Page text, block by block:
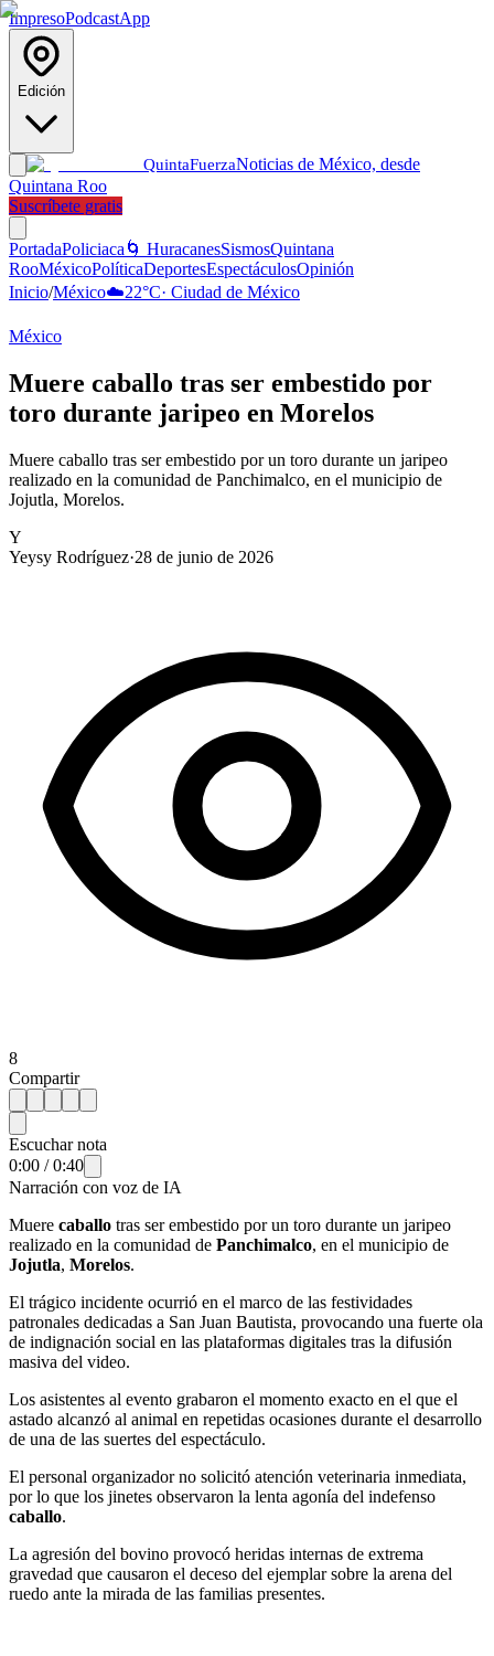
ImpresoPodcastApp
Edición
QuintaFuerzaNoticias de México, desde
Quintana Roo
Suscríbete gratis
PortadaPoliciaca 🌀 HuracanesSismosQuintana
RooMéxicoPolíticaDeportesEspectáculosOpinión
Inicio/México☁️22°C· Ciudad de México
México
Muere caballo tras ser embestido por
toro durante jaripeo en Morelos
Muere caballo tras ser embestido por un toro durante un jaripeo
realizado en la comunidad de Panchimalco, en el municipio de
Jojutla, Morelos.
Y
Yeysy Rodríguez·28 de junio de 2026
8
Compartir
Escuchar nota
0:00 /0:40
Narración con voz de IA
Muere caballo tras ser embestido por un toro durante un jaripeo
realizado en la comunidad de Panchimalco, en el municipio de
Jojutla, Morelos.
El trágico incidente ocurrió en el marco de las festividades
patronales dedicadas a San Juan Bautista, provocando una fuerte ola
de indignación social en las plataformas digitales tras la difusión
masiva del video.
Los asistentes al evento grabaron el momento exacto en el que el
astado alcanzó al animal en repetidas ocasiones durante el desarrollo
de una de las suertes del espectáculo.
El personal organizador no solicitó atención veterinaria inmediata,
por lo que los jinetes observaron la lenta agonía del indefenso
caballo.
​La agresión del bovino provocó heridas internas de extrema
gravedad que causaron el deceso del ejemplar sobre la arena del
ruedo ante la mirada de las familias presentes.